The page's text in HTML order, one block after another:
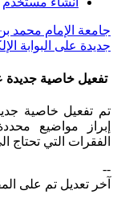
جامعة الإمام محمد
جديدة على البوابة
تفعيل خاصية جديدة
تم تفعيل خاصية
الفقرات التي تحتاج
--
آخر تعديل تم على